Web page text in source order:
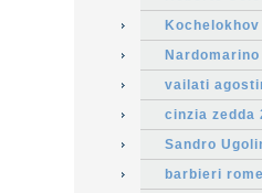
vailati
cinzia zedda
Sandro
barbieri